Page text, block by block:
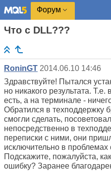
Форум
Что с DLL???
RoninGT 2014.06.10 14:46
Здравствуйте! Пытался
но никакого результата.
есть, а на терминале -
Обратился в техподдержку
смогли сделать,
непосредственно в
переписки с ними, они
исключительно в
Подскажите, пожалуйста,
ошибку? Заранее